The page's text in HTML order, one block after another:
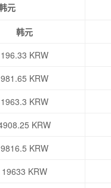
元
韩元
196.33 KRW
981.65 KRW
1963.3 KRW
KRW
9816.5 KRW
19633 KRW